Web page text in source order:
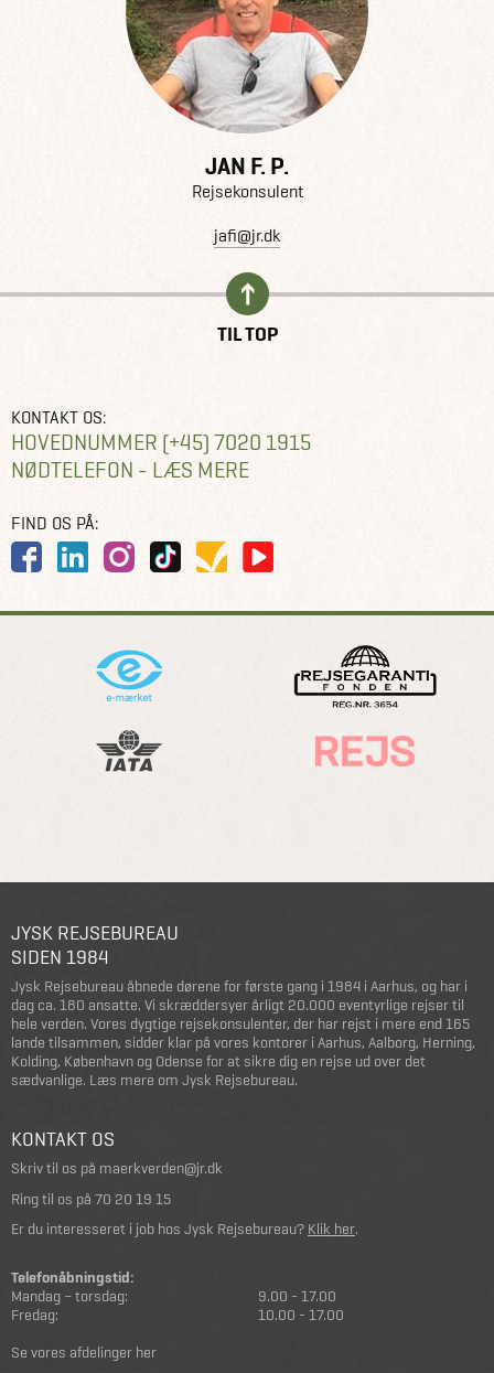
JAN F. P.
Rejsekonsulent
jafi@jr.dk
TIL TOP
KONTAKT OS:
HOVEDNUMMER (+45) 7020 1915
NØDTELEFON - LÆS MERE
FIND OS PÅ:
JYSK REJSEBUREAU
SIDEN 1984
Jysk Rejsebureau åbnede dørene for første gang i 1984 i Aarhus, og har i
dag ca. 180 ansatte. Vi skræddersyer årligt 20.000 eventyrlige rejser til
hele verden. Vores dygtige rejsekonsulenter, der har rejst i mere end 165
lande tilsammen, sidder klar på vores kontorer i Aarhus, Aalborg, Herning,
Kolding, København og Odense for at sikre dig en rejse ud over det
sædvanlige. Læs mere om Jysk Rejsebureau.
KONTAKT OS
Skriv til os på maerkverden@jr.dk
Ring til os på 70 20 19 15
Er du interesseret i job hos Jysk Rejsebureau? Klik her.
Telefonåbningstid:
Mandag – torsdag:
9.00 - 17.00
Fredag:
10.00 - 17.00
Se vores afdelinger her